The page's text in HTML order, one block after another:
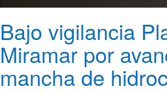
Bajo vigilancia
Miramar por
mancha de